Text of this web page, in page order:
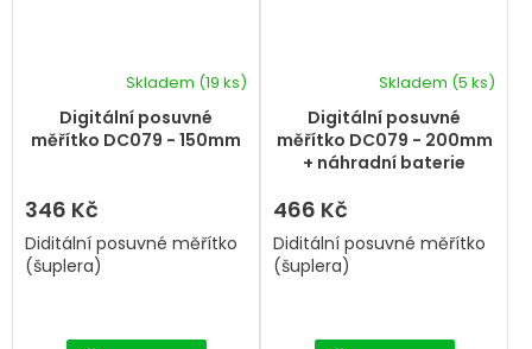
Digitální posuvné
měřítko DC079 - 150mm
Skladem (19 ks)
346 Kč
Diditální posuvné měřítko
(šuplera)
Digitální posuvné
měřítko DC079 - 200mm
+ náhradní baterie
Skladem (5 ks)
466 Kč
Diditální posuvné měřítko
(šuplera)